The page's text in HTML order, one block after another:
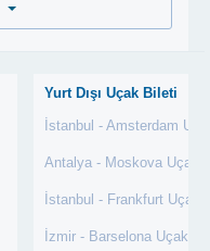
Yurt Dışı Uçak Bileti
İstanbul - Amsterdam
Antalya - Moskova Uçak
İstanbul - Frankfurt Uçak
İzmir - Barselona Uçak